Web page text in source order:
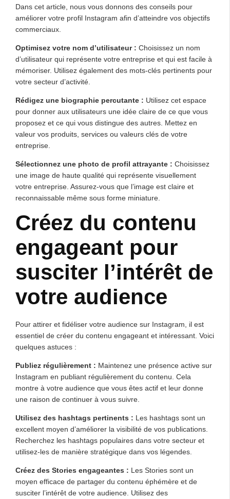
Dans cet article, nous vous donnons des conseils pour
améliorer votre profil Instagram afin d’atteindre vos objectifs
commerciaux.
Optimisez votre nom d’utilisateur : Choisissez un nom
d’utilisateur qui représente votre entreprise et qui est facile à
mémoriser. Utilisez également des mots-clés pertinents pour
votre secteur d’activité.
Rédigez une biographie percutante : Utilisez cet espace
pour donner aux utilisateurs une idée claire de ce que vous
proposez et ce qui vous distingue des autres. Mettez en
valeur vos produits, services ou valeurs clés de votre
entreprise.
Sélectionnez une photo de profil attrayante : Choisissez
une image de haute qualité qui représente visuellement
votre entreprise. Assurez-vous que l’image est claire et
reconnaissable même sous forme miniature.
Créez du contenu
engageant pour
susciter l’intérêt de
votre audience
Pour attirer et fidéliser votre audience sur Instagram, il est
essentiel de créer du contenu engageant et intéressant. Voici
quelques astuces :
Publiez régulièrement : Maintenez une présence active sur
Instagram en publiant régulièrement du contenu. Cela
montre à votre audience que vous êtes actif et leur donne
une raison de continuer à vous suivre.
Utilisez des hashtags pertinents : Les hashtags sont un
excellent moyen d’améliorer la visibilité de vos publications.
Recherchez les hashtags populaires dans votre secteur et
utilisez-les de manière stratégique dans vos légendes.
Créez des Stories engageantes : Les Stories sont un
moyen efficace de partager du contenu éphémère et de
susciter l’intérêt de votre audience. Utilisez des